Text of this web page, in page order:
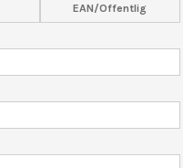
EAN/Offentlig